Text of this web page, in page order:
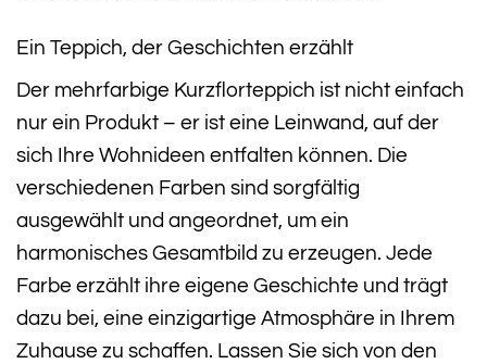
Ein Teppich, der Geschichten erzählt
Der mehrfarbige Kurzflorteppich ist nicht einfach
nur ein Produkt – er ist eine Leinwand, auf der
sich Ihre Wohnideen entfalten können. Die
verschiedenen Farben sind sorgfältig
ausgewählt und angeordnet, um ein
harmonisches Gesamtbild zu erzeugen. Jede
Farbe erzählt ihre eigene Geschichte und trägt
dazu bei, eine einzigartige Atmosphäre in Ihrem
Zuhause zu schaffen. Lassen Sie sich von den